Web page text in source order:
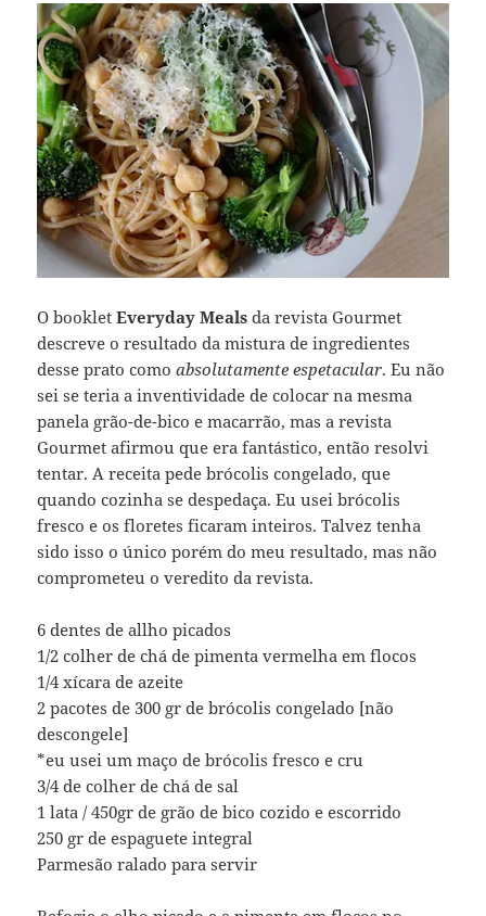
O bookletEveryday Meals da revista Gourmet
descreve o resultado da mistura de ingredientes
desse prato comoabsolutamente espetacular. Eu não
sei se teria a inventividade de colocar na mesma
panela grão-de-bico e macarrão, mas a revista
Gourmet afirmou que era fantástico, então resolvi
tentar. A receita pede brócolis congelado, que
quando cozinha se despedaça. Eu usei brócolis
fresco e os floretes ficaram inteiros. Talvez tenha
sido isso o único porém do meu resultado, mas não
comprometeu o veredito da revista.
6 dentes de allho picados
1/2 colher de chá de pimenta vermelha em flocos
1/4 xícara de azeite
2 pacotes de 300 gr de brócolis congelado [não
descongele]
*eu usei um maço de brócolis fresco e cru
3/4 de colher de chá de sal
1 lata / 450gr de grão de bico cozido e escorrido
250 gr de espaguete integral
Parmesão ralado para servir